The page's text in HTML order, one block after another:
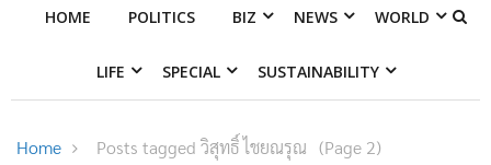
HOME POLITICS BIZ NEWS WORLD
LIFE SPECIAL SUSTAINABILITY
Home Posts tagged วิสุทธิ์ ไชยณรุณ (Page 2)